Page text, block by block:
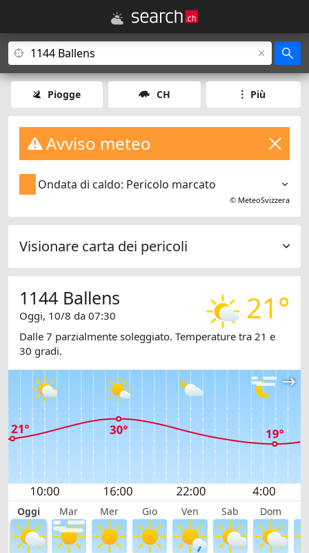
Piogge CH Più
Avviso meteo
Ondata di caldo: Pericolo marcato
© MeteoSvizzera
Visionare carta dei pericoli
21°
1144 Ballens
Oggi, 10/8 da 07:30
Dalle 7 parzialmente soleggiato. Temperature tra 21 e
30 gradi.
Oggi Mar Mer Gio Ven Sab Dom